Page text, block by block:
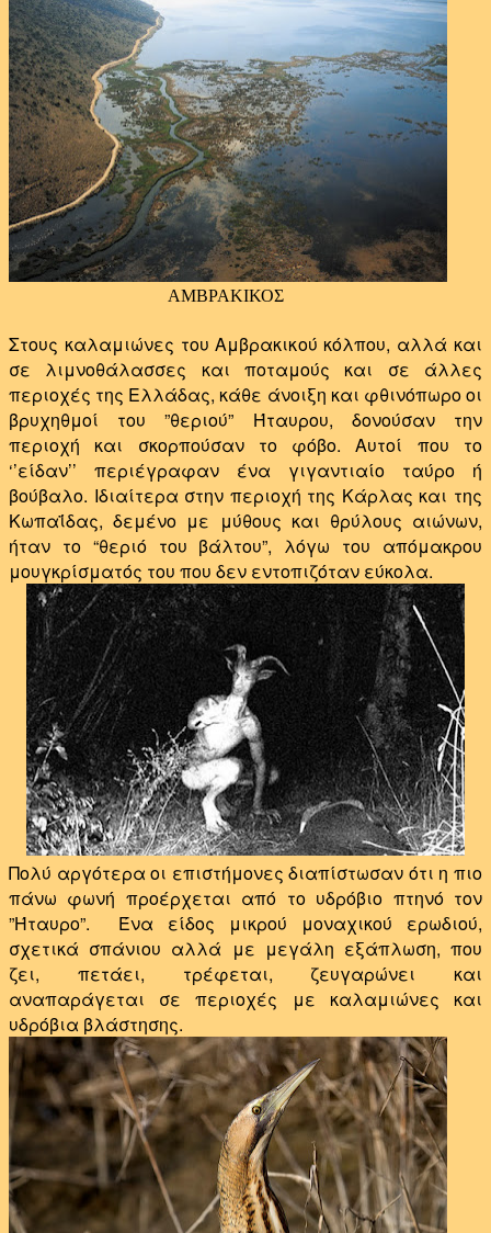
ΑΜΒΡΑΚΙΚΟΣ
Στους καλαμιώνες του Αμβρακικού κόλπου, αλλά και
σε λιμνοθάλασσες και ποταμούς και σε άλλες
περιοχές της Ελλάδας, κάθε άνοιξη και φθινόπωρο οι
βρυχηθμοί του ”θεριού” Ήταυρου, δονούσαν την
περιοχή και σκορπούσαν το φόβο. Αυτοί που το
‘’είδαν’’ περιέγραφαν ένα γιγαντιαίο ταύρο ή
βούβαλο. Ιδιαίτερα στην περιοχή της Κάρλας και της
Κωπαΐδας, δεμένο με μύθους και θρύλους αιώνων,
ήταν το “θεριό του βάλτου”, λόγω του απόμακρου
μουγκρίσματός του που δεν εντοπιζόταν εύκολα.
Πολύ αργότερα οι επιστήμονες διαπίστωσαν ότι η πιο
πάνω φωνή προέρχεται από το υδρόβιο πτηνό τον
”Ήταυρο”.
Ένα είδος μικρού μοναχικού ερωδιού,
σχετικά σπάνιου αλλά με μεγάλη εξάπλωση, που
ζει, πετάει, τρέφεται, ζευγαρώνει και
αναπαράγεται σε περιοχές με καλαμιώνες και
υδρόβια βλάστησης.